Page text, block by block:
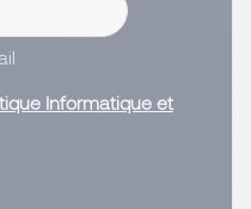
Informatique et